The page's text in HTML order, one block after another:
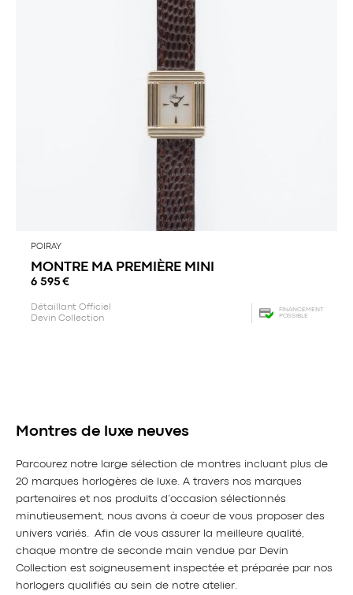
POIRAY
MONTRE MA PREMIÈRE MINI
6 595 €
Détaillant Officiel
Devin Collection
FINANCEMENT
POSSIBLE
Montres de luxe neuves
Parcourez notre large sélection de montres incluant plus de
20 marques horlogères de luxe. A travers nos marques
partenaires et nos produits d’occasion sélectionnés
minutieusement, nous avons à coeur de vous proposer des
univers variés. Afin de vous assurer la meilleure qualité,
chaque montre de seconde main vendue par Devin
Collection est soigneusement inspectée et préparée par nos
horlogers qualifiés au sein de notre atelier.